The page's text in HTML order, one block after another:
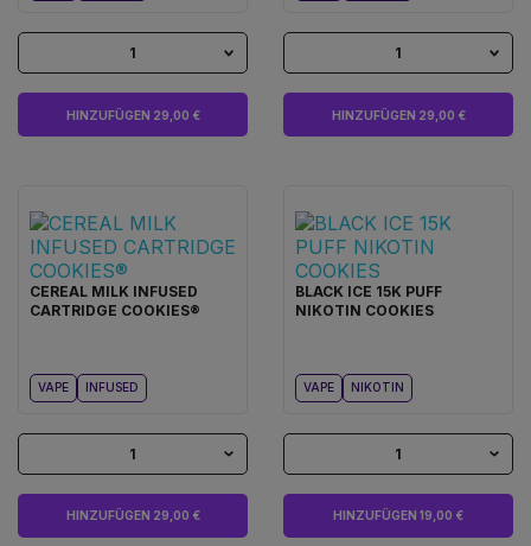
1
HINZUFÜGEN 29,00 €
1
HINZUFÜGEN 29,00 €
CEREAL MILK INFUSED
CARTRIDGE COOKIES®
VAPE INFUSED
1
HINZUFÜGEN 29,00 €
BLACK ICE 15K PUFF
NIKOTIN COOKIES
VAPE NIKOTIN
1
HINZUFÜGEN 19,00 €